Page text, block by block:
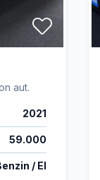
aut.
2021
59.000
/ El